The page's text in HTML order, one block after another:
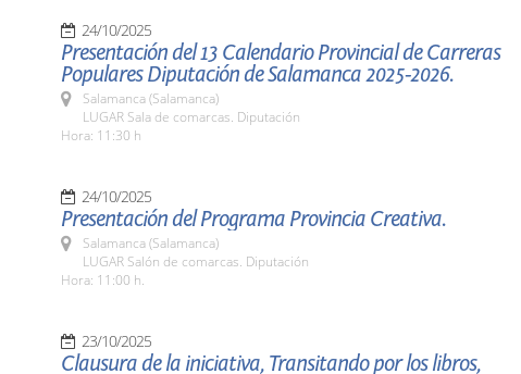
24/10/2025
Presentación del 13 Calendario Provincial de Carreras
Populares Diputación de Salamanca 2025-2026.
Salamanca (Salamanca)
LUGAR Sala de comarcas. Diputación
Hora: 11:30 h
24/10/2025
Presentación del Programa Provincia Creativa.
Salamanca (Salamanca)
LUGAR Salón de comarcas. Diputación
Hora: 11:00 h.
23/10/2025
Clausura de la iniciativa, Transitando por los libros,